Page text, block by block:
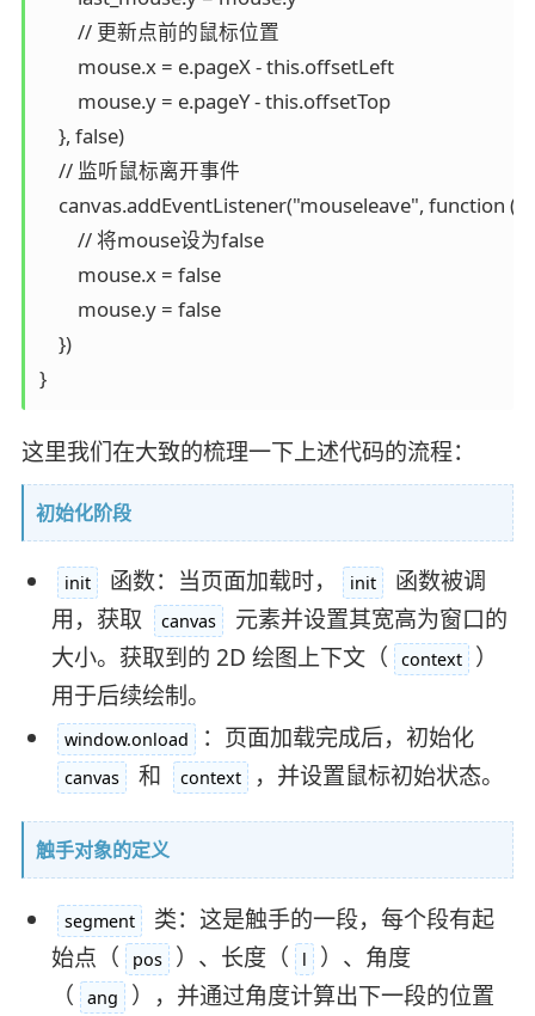
        // 更新点前的鼠标位置
        mouse.x = e.pageX - this.offsetLeft
        mouse.y = e.pageY - this.offsetTop
    }, false)
    // 监听鼠标离开事件
canvas.addEventListener("mouseleave", function (e)
        // 将mouse设为false
        mouse.x = false
        mouse.y = false
    })
}
这里我们在大致的梳理一下上述代码的流程：
初始化阶段
init 函数：当页面加载时， init
函数被调
用，获取
canvas
元素并设置其宽高为窗口的
大小。获取到的 2D 绘图上下文（
context
）
用于后续绘制。
window.onload ：页面加载完成后，初始化
canvas 和 context ，并设置鼠标初始状态。
触手对象的定义
segment
类：这是触手的一段，每个段有起
始点（
pos ）、长度（ l
）、角度
（
ang
），并通过角度计算出下一段的位置